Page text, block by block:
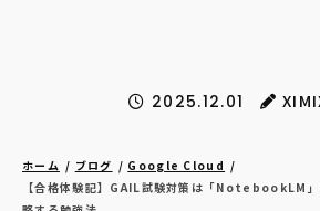
2025.12.01
ホーム ブログ
Google Cloud
【合格体験記】GAIL試験対策は「NotebookLM